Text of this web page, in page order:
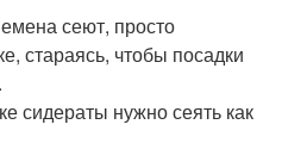
сеют, просто
стараясь, чтобы посадки
сидераты нужно сеять как